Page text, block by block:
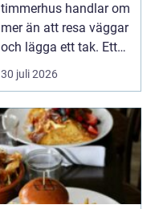
timmerhus handlar om
mer än att resa väggar
och lägga ett tak. Ett
timmerhus är ett lå...
30 juli 2026